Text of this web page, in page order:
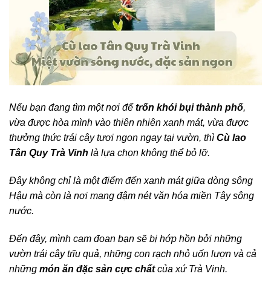
Nếu bạn đang tìm một nơi để trốn khói bụi thành phố,
vừa được hòa mình vào thiên nhiên xanh mát, vừa được
thưởng thức trái cây tươi ngon ngay tại vườn, thì Cù lao
Tân Quy Trà Vinh là lựa chọn không thể bỏ lỡ.
Đây không chỉ là một điểm đến xanh mát giữa dòng sông
Hậu mà còn là nơi mang đậm nét văn hóa miền Tây sông
nước.
Đến đây, mình cam đoan bạn sẽ bị hớp hồn bởi những
vườn trái cây trĩu quả, những con rạch nhỏ uốn lượn và cả
những món ăn đặc sản cực chấtcủa xứ Trà Vinh.